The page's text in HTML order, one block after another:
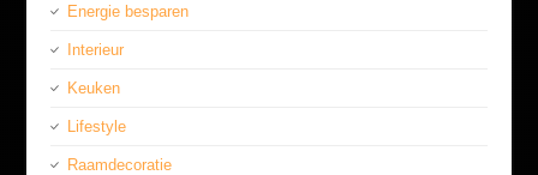
Energie besparen
Interieur
Keuken
Lifestyle
Raamdecoratie